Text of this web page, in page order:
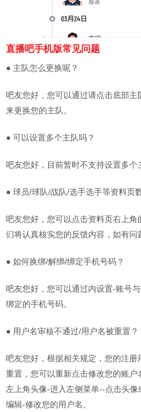
直播吧手机版常见问题
● 主队怎么更换呢？
吧友您好，您可以通过请点击底部主
来更换您的主队。
● 可以设置多个主队吗？
吧友您好，目前暂时不支持设置多个
● 球员/球队/战队/选手选手等资料页
吧友您好，您可以点击资料页右上
们将认真核实您的反馈内容，如有问
● 如何换绑/解绑/绑定手机号码？
吧友您好，您可以通过内设置-账号
绑定的手机号码。
● 用户名审核不通过/用户名被重置？
吧友您好，根据相关规定，您的注
重置，您可以重新点击修改您的账
左上角头像-进入左侧菜单--点击头
编辑-修改您的用户名。